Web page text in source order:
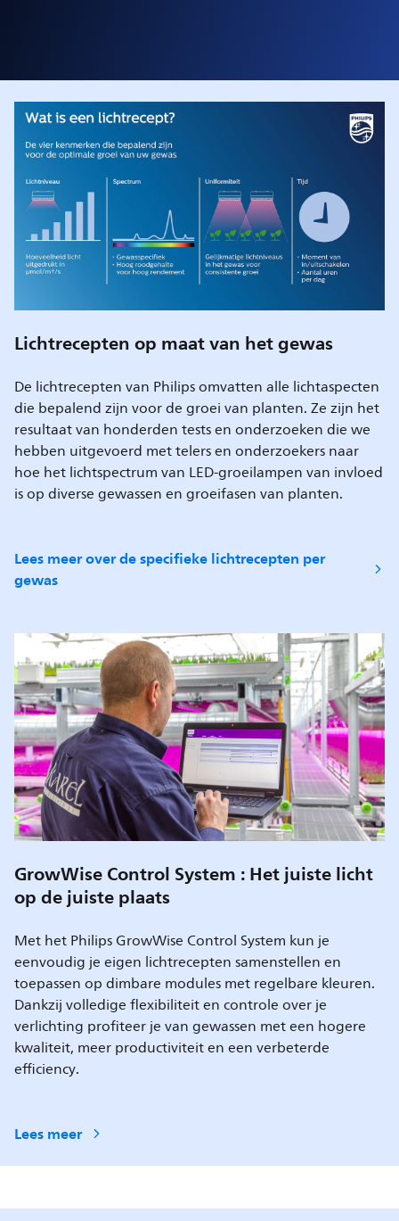
Lichtrecepten op maat van het gewas
De lichtrecepten van Philips omvatten alle lichtaspecten
die bepalend zijn voor de groei van planten. Ze zijn het
resultaat van honderden tests en onderzoeken die we
hebben uitgevoerd met telers en onderzoekers naar
hoe het lichtspectrum van LED-groeilampen van invloed
is op diverse gewassen en groeifasen van planten.
Lees meer over de specifieke lichtrecepten per
gewas
GrowWise Control System : Het juiste licht
op de juiste plaats
Met het Philips GrowWise Control System kun je
eenvoudig je eigen lichtrecepten samenstellen en
toepassen op dimbare modules met regelbare kleuren.
Dankzij volledige flexibiliteit en controle over je
verlichting profiteer je van gewassen met een hogere
kwaliteit, meer productiviteit en een verbeterde
efficiency.
Lees meer